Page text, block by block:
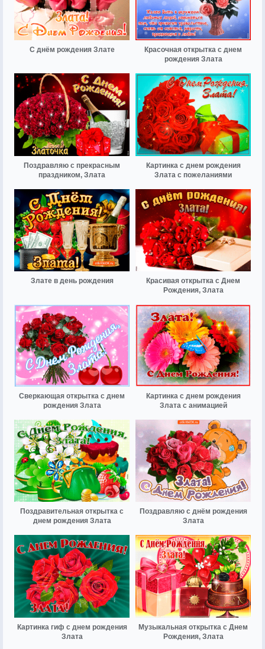
С днём рождения Злате
Красочная открытка с днем
рождения Злата
Поздравляю с прекрасным
праздником, Злата
Картинка с днем рождения
Злата с пожеланиями
Злате в день рождения
Красивая открытка с Днем
Рождения, Злата
Сверкающая открытка с днем
рождения Злата
Картинка с днем рождения
Злата с анимацией
Поздравительная открытка с
днем рождения Злата
Поздравляю с днём рождения
Злата
Картинка гиф с днем рождения
Злата
Музыкальная открытка с Днем
Рождения, Злата